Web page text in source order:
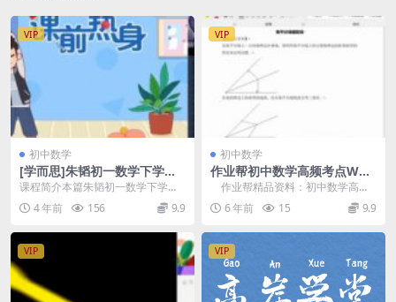
VIP
初中数学
[学而思]朱韬初一数学下学期
目标班课外辅导网课合集(寒春
含讲义)百度网盘资源下载
课程简介本篇朱韬初一数学下学期
目标班课外辅导网课合集，由学而
思网校 朱韬 老师讲...
4 年前 156 9.9
VIP
初中数学
作业帮初中数学高频考点Wor
d文档
作业帮精品资料：初中数学高频
考点Word文档，百度网盘文档。
知识点夯实 ...
6 年前 15 9.9
VIP VIP